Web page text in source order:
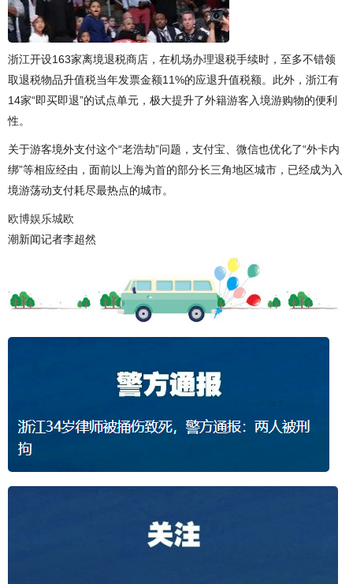
浙江开设163家离境退税商店，在机场办理退税手续时，至多不错领
取退税物品升值税当年发票金额11%的应退升值税额。此外，浙江有
14家“即买即退”的试点单元，极大提升了外籍游客入境游购物的便利
性。
关于游客境外支付这个“老浩劫”问题，支付宝、微信也优化了“外卡内
绑”等相应经由，面前以上海为首的部分长三角地区城市，已经成为入
境游荡动支付耗尽最热点的城市。
欧博娱乐城欧
潮新闻记者李超然